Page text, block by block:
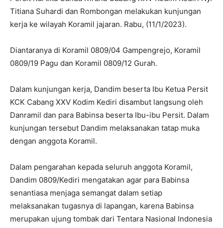
Titiana Suhardi dan Rombongan melakukan kunjungan
kerja ke wilayah Koramil jajaran. Rabu, (11/1/2023).
Diantaranya di Koramil 0809/04 Gampengrejo, Koramil
0809/19 Pagu dan Koramil 0809/12 Gurah.
Dalam kunjungan kerja, Dandim beserta Ibu Ketua Persit
KCK Cabang XXV Kodim Kediri disambut langsung oleh
Danramil dan para Babinsa beserta Ibu-ibu Persit. Dalam
kunjungan tersebut Dandim melaksanakan tatap muka
dengan anggota Koramil.
Dalam pengarahan kepada seluruh anggota Koramil,
Dandim 0809/Kediri mengatakan agar para Babinsa
senantiasa menjaga semangat dalam setiap
melaksanakan tugasnya di lapangan, karena Babinsa
merupakan ujung tombak dari Tentara Nasional Indonesia